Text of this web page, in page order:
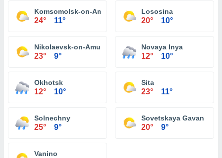
Komsomolsk-on-Amur
24° 11°
Lososina
20° 10°
Nikolaevsk-on-Amur
23° 9°
Novaya Inya
12° 10°
Okhotsk
12° 10°
Sita
23° 11°
Solnechny
25° 9°
Sovetskaya Gavan
20° 9°
Vanino